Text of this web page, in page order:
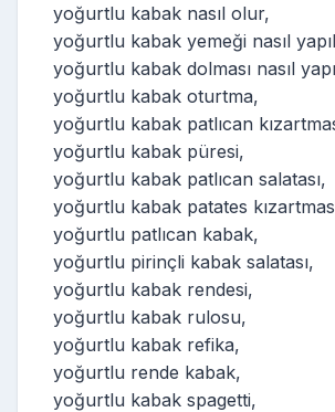
yoğurtlu kabak nasıl olur,
yoğurtlu kabak yemeği nasıl
yoğurtlu kabak dolması nasıl
yoğurtlu kabak oturtma,
yoğurtlu kabak patlıcan
yoğurtlu kabak püresi,
yoğurtlu kabak patlıcan salatası,
yoğurtlu kabak patates
yoğurtlu patlıcan kabak,
yoğurtlu pirinçli kabak salatası,
yoğurtlu kabak rendesi,
yoğurtlu kabak rulosu,
yoğurtlu kabak refika,
yoğurtlu rende kabak,
yoğurtlu kabak spagetti,